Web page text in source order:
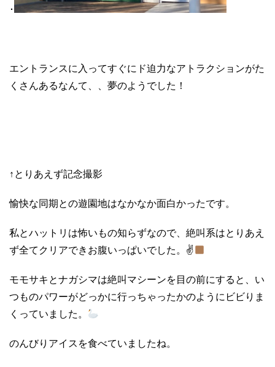
･
エントランスに入ってすぐにド迫力なアトラクションがた
くさんあるなんて、、夢のようでした！
↑とりあえず記念撮影
愉快な同期との遊園地はなかなか面白かったです。
私とハットリは怖いもの知らずなので、絶叫系はとりあえ
ず全てクリアできお腹いっぱいでした。 ✌
モモサキとナガシマは絶叫マシーンを目の前にすると、い
つものパワーがどっかに行っちゃったかのようにビビりま
くっていました。
のんびりアイスを食べていましたね。